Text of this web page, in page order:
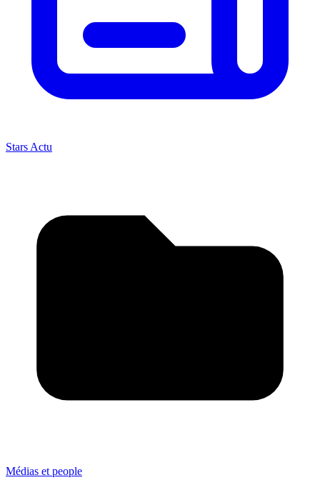
Stars Actu
Médias et people